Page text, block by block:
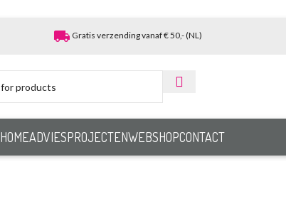
local_shipping Gratis verzending vanaf € 50,- (NL)
HOMEADVIESPROJECTENWEBSHOPCONTACT